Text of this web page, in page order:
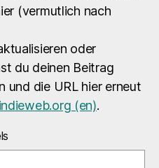
(vermutlich nach
oder
du deinen Beitrag
und die URL hier erneut
(en).